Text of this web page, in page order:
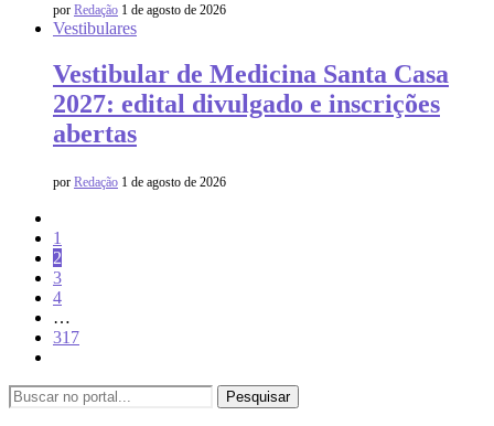
por Redação 1 de agosto de 2026
Vestibulares
Vestibular de Medicina Santa Casa
2027: edital divulgado e inscrições
abertas
por Redação 1 de agosto de 2026
1
2
3
4
…
317